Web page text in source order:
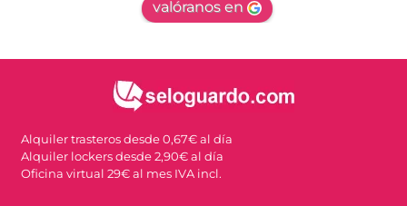
valóranos en
Alquiler trasteros desde 0,67€ al día
Alquiler lockers desde 2,90€ al día
Oficina virtual 29€ al mes IVA incl.